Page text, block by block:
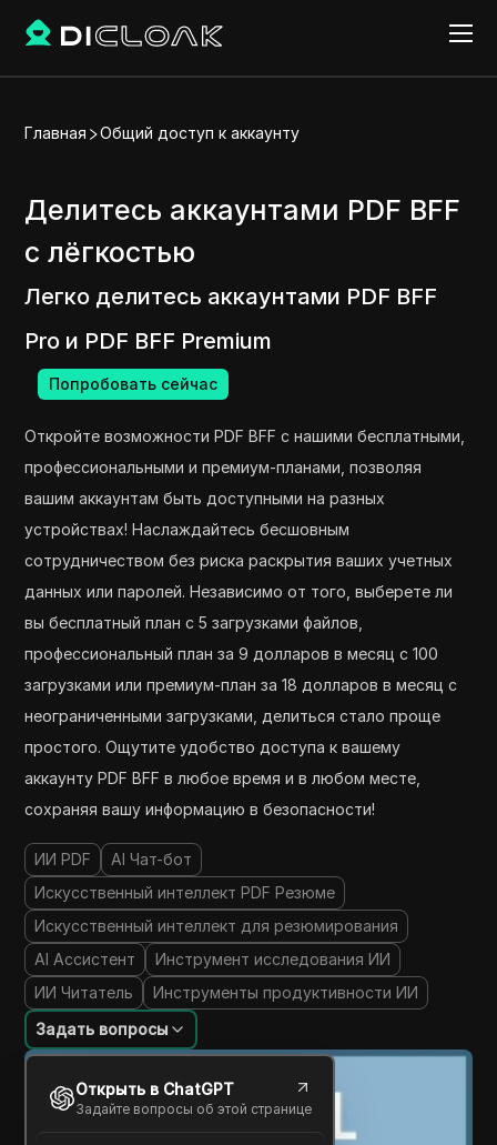
Главная Общий доступ к аккаунту
Делитесь аккаунтами PDF BFF
с лёгкостью
Легко делитесь аккаунтами PDF BFF
Pro и PDF BFF Premium
Попробовать сейчас
Откройте возможности PDF BFF с нашими бесплатными,
профессиональными и премиум-планами, позволяя
вашим аккаунтам быть доступными на разных
устройствах! Наслаждайтесь бесшовным
сотрудничеством без риска раскрытия ваших учетных
данных или паролей. Независимо от того, выберете ли
вы бесплатный план с 5 загрузками файлов,
профессиональный план за 9 долларов в месяц с 100
загрузками или премиум-план за 18 долларов в месяц с
неограниченными загрузками, делиться стало проще
простого. Ощутите удобство доступа к вашему
аккаунту PDF BFF в любое время и в любом месте,
сохраняя вашу информацию в безопасности!
ИИ PDF
AI Чат-бот
Искусственный интеллект PDF Резюме
Искусственный интеллект для резюмирования
AI Ассистент
Инструмент исследования ИИ
ИИ Читатель
Инструменты продуктивности ИИ
Задать вопросы
Открыть в ChatGPT
Задайте вопросы об этой странице